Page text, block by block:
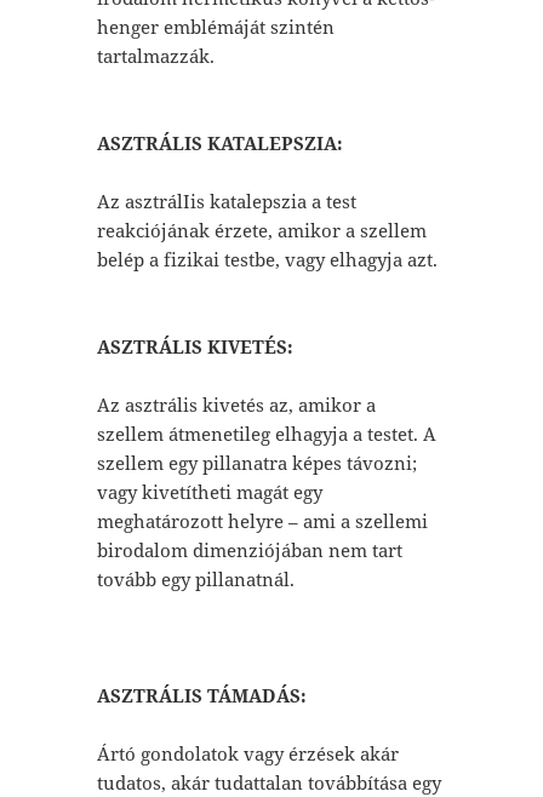
henger emblémáját szintén
tartalmazzák.
ASZTRÁLIS KATALEPSZIA:
Az asztrálIis katalepszia a test
reakciójának érzete, amikor a szellem
belép a fizikai testbe, vagy elhagyja azt.
ASZTRÁLIS KIVETÉS:
Az asztrális kivetés az, amikor a
szellem átmenetileg elhagyja a testet. A
szellem egy pillanatra képes távozni;
vagy kivetítheti magát egy
meghatározott helyre – ami a szellemi
birodalom dimenziójában nem tart
tovább egy pillanatnál.
ASZTRÁLIS TÁMADÁS:
Ártó gondolatok vagy érzések akár
tudatos, akár tudattalan továbbítása egy